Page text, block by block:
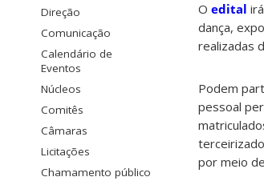
Direção
Comunicação
Calendário de
Eventos
Núcleos
Comitês
Câmaras
Licitações
Chamamento público
O edital
dança,
realizadas
Podem
pessoal
por meio